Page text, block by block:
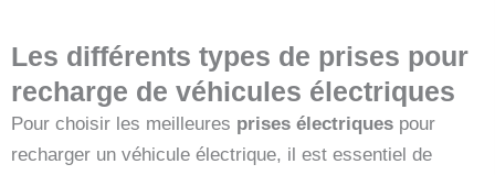
Les différents types de prises pour
recharge de véhicules électriques
Pour choisir les meilleures prises électriques pour
recharger un véhicule électrique, il est essentiel de